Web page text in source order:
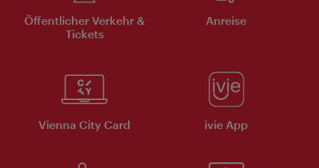
Öffentlicher Verkehr &
Tickets
Anreise
Vienna City Card ivie App